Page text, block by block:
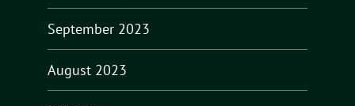
September 2023
August 2023